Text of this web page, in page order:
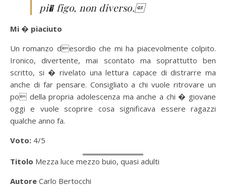
pi� figo, non diverso.
Mi � piaciuto
Un romanzo desordio che mi ha piacevolmente colpito.
Ironico, divertente, mai scontato ma soprattutto ben
scritto, si � rivelato una lettura capace di distrarre ma
anche di far pensare. Consigliato a chi vuole ritrovare un
po della propria adolescenza ma anche a chi � giovane
oggi e vuole scoprire cosa significava essere ragazzi
qualche anno fa.
Voto: 4/5
Titolo Mezza luce mezzo buio, quasi adulti
Autore Carlo Bertocchi